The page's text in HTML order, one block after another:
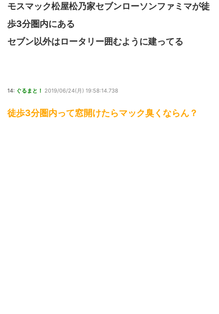
モスマック松屋松乃家セブンローソンファミマが徒
歩3分圏内にある
セブン以外はロータリー囲むように建ってる
14: ぐるまと！ 2019/06/24(月) 19:58:14.738
徒歩3分圏内って窓開けたらマック臭くならん？